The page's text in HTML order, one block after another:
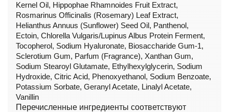
Kernel Oil, Hippophae Rhamnoides Fruit Extract,
Rosmarinus Officinalis (Rosemary) Leaf Extract,
Helianthus Annuus (Sunflower) Seed Oil, Panthenol,
Ectoin, Chlorella Vulgaris/Lupinus Albus Protein Ferment,
Tocopherol, Sodium Hyaluronate, Biosaccharide Gum-1,
Sclerotium Gum, Parfum (Fragrance), Xanthan Gum,
Sodium Stearoyl Glutamate, Ethylhexylglycerin, Sodium
Hydroxide, Citric Acid, Phenoxyethanol, Sodium Benzoate,
Potassium Sorbate, Geranyl Acetate, Linalyl Acetate,
Vanillin
Перечисленные ингредиенты соответствуют